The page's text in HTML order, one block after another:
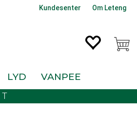
Kundesenter Om Leteng
LYD VANPEE